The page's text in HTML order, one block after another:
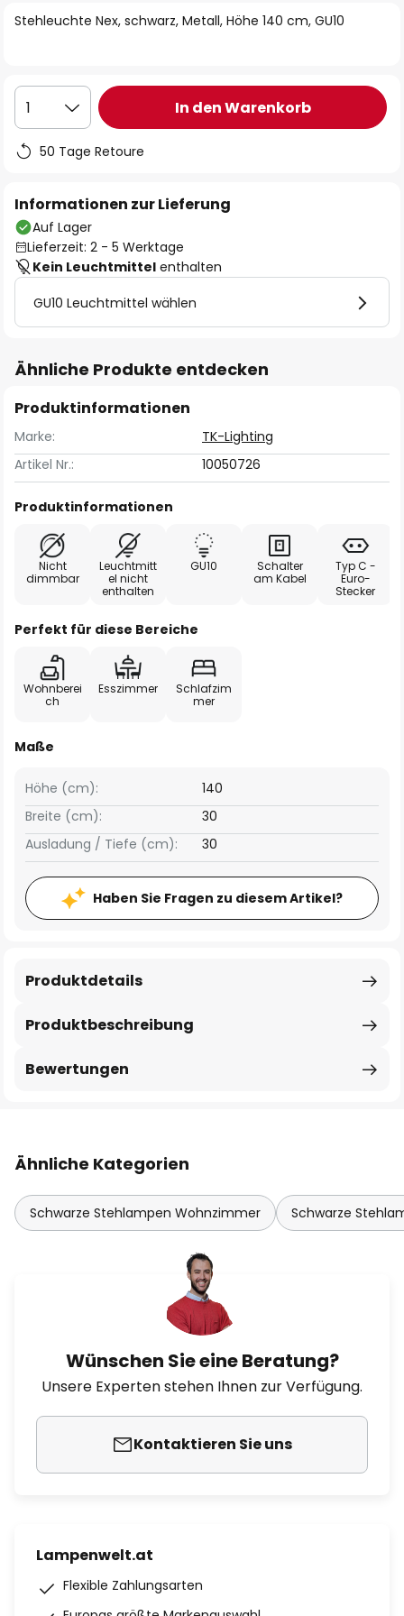
Stehleuchte Nex, schwarz, Metall, Höhe 140 cm, GU10
1 In den Warenkorb
50 Tage Retoure
Informationen zur Lieferung
Auf Lager
Lieferzeit: 2 - 5 Werktage
Kein Leuchtmittel enthalten
GU10 Leuchtmittel wählen
Ähnliche Produkte entdecken
Produktinformationen
Marke:
TK-Lighting
Artikel Nr.:
10050726
Produktinformationen
Nicht
dimmbar
Leuchtmitt
el nicht
enthalten
GU10
Schalter
am Kabel
Typ C -
Euro-
Stecker
Perfekt für diese Bereiche
Wohnberei
ch
Esszimmer
Schlafzim
mer
Maße
Breite (cm): 30
Höhe (cm): 140
Ausladung / Tiefe (cm): 30
Haben Sie Fragen zu diesem Artikel?
Produktbeschreibung
Produktdetails
Bewertungen
Ähnliche Kategorien
Schwarze Stehlampen Wohnzimmer Schwarze
Wünschen Sie eine Beratung?
Unsere Experten stehen Ihnen zur Verfügung.
Kontaktieren Sie uns
Lampenwelt.at
Flexible Zahlungsarten